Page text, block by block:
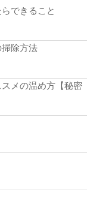
できること
除方法
メの温め方【秘密